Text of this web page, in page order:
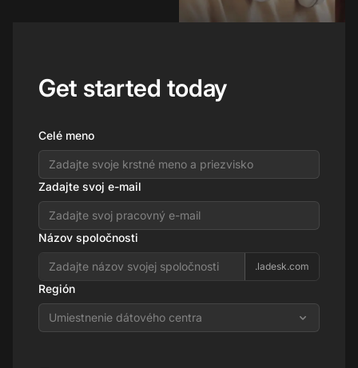
Get started today
Celé meno
Zadajte svoj e-mail
Názov spoločnosti
.ladesk.com
Región
Umiestnenie dátového centra